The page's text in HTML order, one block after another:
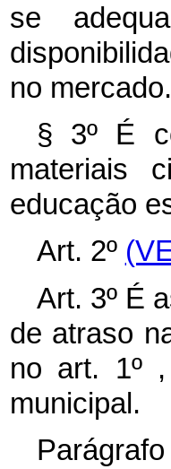
se
no mercado.
§ 3º É
materiais
educação
Art. 2º
Art. 3º É
de atraso
no art. 1º
municipal.